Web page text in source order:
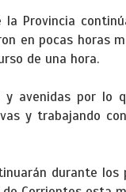
Provincia
en pocas horas
de una hora.
y avenidas por lo
y trabajando
durante